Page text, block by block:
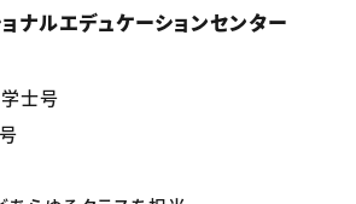
ナルエデュケーションセンター
士号